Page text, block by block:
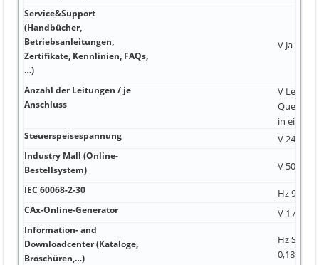
Service&Support
(Handbücher,
Betriebsanleitungen,
Zertifikate, Kennlinien, FAQs,
…)
V Ja 137,6
Anzahl der Leitungen / je
Anschluss
V Leitern
in einer
Steuerspeisespannung V 24 V
Industry Mall (Online-
Bestellsystem)
V 50 / 60
IEC 60068-2-30 Hz 90
CAx-Online-Generator V 1 A 3 A
Information- and
Downloadcenter (Kataloge,
Broschüren,…)
Hz
0,18 kW